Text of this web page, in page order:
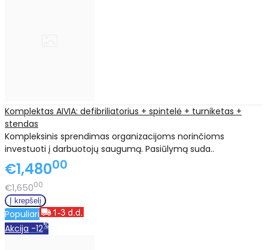
Komplektas AIVIA: defibriliatorius + spintelė + turniketas +
stendas
Kompleksinis sprendimas organizacijoms norinčioms
investuoti į darbuotojų saugumą. Pasiūlymą suda..
€1,48000
€1,65000
Populiari
Akcija -12%